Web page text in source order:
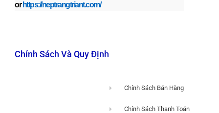
or https://neptrangtriant.com/
Chính Sách Và Quy Định
Chính Sách Bán Hàng
Chính Sách Thanh Toán